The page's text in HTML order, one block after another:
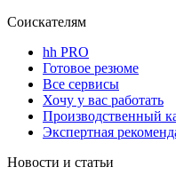
Соискателям
hh PRO
Готовое резюме
Все сервисы
Хочу у вас работать
Производственный
Экспертная
Новости и статьи